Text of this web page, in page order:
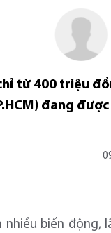
từ 400 triệu
đang
nhiều biến